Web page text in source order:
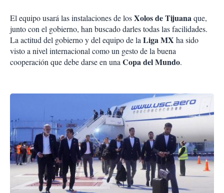
El equipo usará las instalaciones de losXolos de Tijuanaque,
junto con el gobierno, han buscado darles todas las facilidades.
La actitud del gobierno y del equipo de laLiga MX ha sido
visto a nivel internacional como un gesto de la buena
cooperación que debe darse en unaCopa del Mundo.